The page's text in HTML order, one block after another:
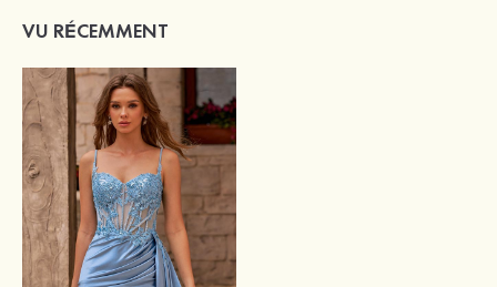
VU RÉCEMMENT